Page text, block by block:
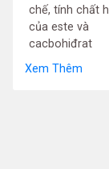
chế, tính chất
của este và
cacbohiđrat
Xem Thêm